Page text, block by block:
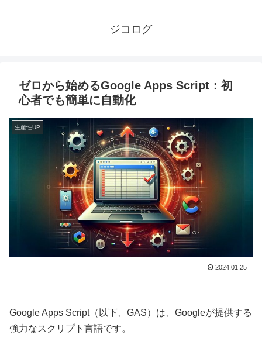
ジコログ
ゼロから始めるGoogle Apps Script：初
心者でも簡単に自動化
生産性UP
2024.01.25
Google Apps Script（以下、GAS）は、Googleが提供する
強力なスクリプト言語です。